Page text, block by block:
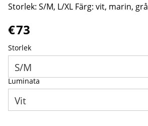
Storlek: S/M, L/XL Färg: vit, marin, grå
€73
Storlek
Luminata